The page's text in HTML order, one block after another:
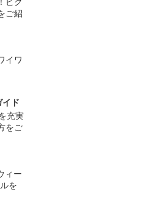
ご紹
イワ
ド
充実
をご
ィー
を